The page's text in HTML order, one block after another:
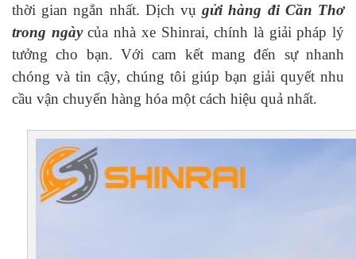
thời gian ngắn nhất. Dịch vụgửi hàng đi Cần Thơ
trong ngàycủa nhà xe Shinrai, chính là giải pháp lý
tưởng cho bạn. Với cam kết mang đến sự nhanh
chóng và tin cậy, chúng tôi giúp bạn giải quyết nhu
cầu vận chuyển hàng hóa một cách hiệu quả nhất.